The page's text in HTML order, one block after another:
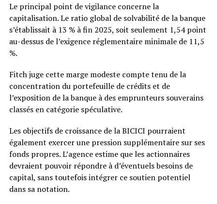
Le principal point de vigilance concerne la
capitalisation. Le ratio global de solvabilité de la banque
s’établissait à 13 % à fin 2025, soit seulement 1,54 point
au-dessus de l’exigence réglementaire minimale de 11,5
%.
Fitch juge cette marge modeste compte tenu de la
concentration du portefeuille de crédits et de
l’exposition de la banque à des emprunteurs souverains
classés en catégorie spéculative.
Les objectifs de croissance de la BICICI pourraient
également exercer une pression supplémentaire sur ses
fonds propres. L’agence estime que les actionnaires
devraient pouvoir répondre à d’éventuels besoins de
capital, sans toutefois intégrer ce soutien potentiel
dans sa notation.